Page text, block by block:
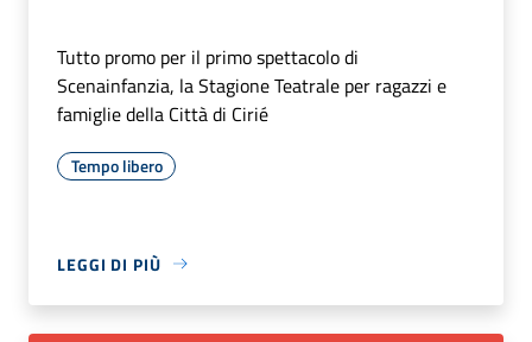
Tutto promo per il primo spettacolo di
Scenainfanzia, la Stagione Teatrale per ragazzi e
famiglie della Città di Cirié
Tempo libero
LEGGI DI PIÙ